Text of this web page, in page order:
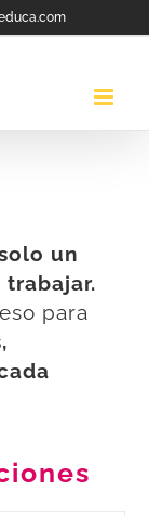
un
para